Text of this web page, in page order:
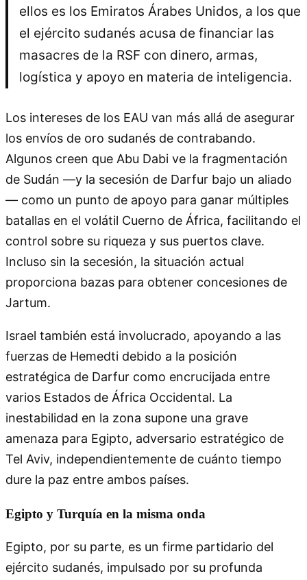
ellos es los Emiratos Árabes Unidos, a los que
el ejército sudanés acusa de financiar las
masacres de la RSF con dinero, armas,
logística y apoyo en materia de inteligencia.
Los intereses de los EAU van más allá de asegurar
los envíos de oro sudanés de contrabando.
Algunos creen que Abu Dabi ve la fragmentación
de Sudán —y la secesión de Darfur bajo un aliado
— como un punto de apoyo para ganar múltiples
batallas en el volátil Cuerno de África, facilitando el
control sobre su riqueza y sus puertos clave.
Incluso sin la secesión, la situación actual
proporciona bazas para obtener concesiones de
Jartum.
Israel también está involucrado, apoyando a las
fuerzas de Hemedti debido a la posición
estratégica de Darfur como encrucijada entre
varios Estados de África Occidental. La
inestabilidad en la zona supone una grave
amenaza para Egipto, adversario estratégico de
Tel Aviv, independientemente de cuánto tiempo
dure la paz entre ambos países.
Egipto y Turquía en la misma onda
Egipto, por su parte, es un firme partidario del
ejército sudanés, impulsado por su profunda